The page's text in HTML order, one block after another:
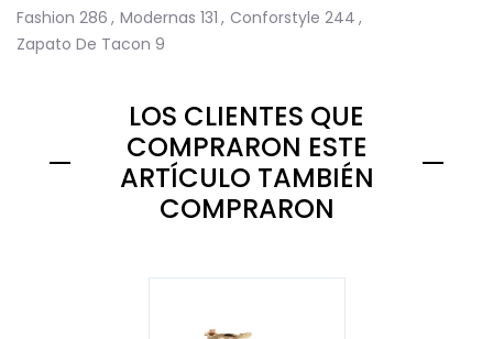
Fashion 286 , Modernas 131 , Conforstyle 244 ,
Zapato De Tacon 9
LOS CLIENTES QUE
COMPRARON ESTE
ARTÍCULO TAMBIÉN
COMPRARON